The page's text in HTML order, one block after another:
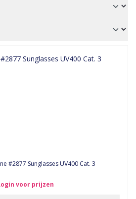
#2877 Sunglasses UV400 Cat. 3
voor prijzen